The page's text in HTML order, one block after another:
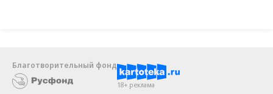
Благотворительный фонд
18+ реклама